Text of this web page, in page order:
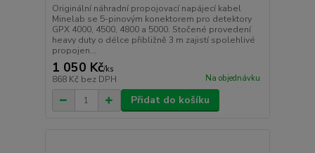
Originální náhradní propojovací napájecí kabel
Minelab se 5-pinovým konektorem pro detektory
GPX 4000, 4500, 4800 a 5000. Stočené provedení
heavy duty o délce přibližně 3 m zajistí spolehlivé
propojen...
1 050 Kč/ks
868 Kč bez DPH Na objednávku
Přidat do košíku